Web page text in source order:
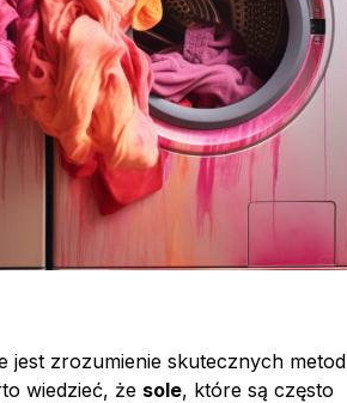
jest zrozumienie skutecznych metod
wiedzieć, że sole, które są często